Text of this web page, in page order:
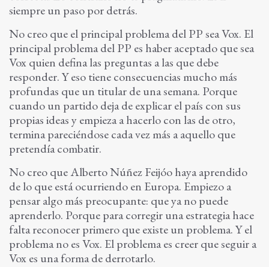
siempre un paso por detrás.
No creo que el principal problema del PP sea Vox. El
principal problema del PP es haber aceptado que sea
Vox quien defina las preguntas a las que debe
responder. Y eso tiene consecuencias mucho más
profundas que un titular de una semana. Porque
cuando un partido deja de explicar el país con sus
propias ideas y empieza a hacerlo con las de otro,
termina pareciéndose cada vez más a aquello que
pretendía combatir.
No creo que Alberto Núñez Feijóo haya aprendido
de lo que está ocurriendo en Europa. Empiezo a
pensar algo más preocupante: que ya no puede
aprenderlo. Porque para corregir una estrategia hace
falta reconocer primero que existe un problema. Y el
problema no es Vox. El problema es creer que seguir a
Vox es una forma de derrotarlo.